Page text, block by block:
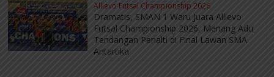
Allievo Futsal Championship 2026
Dramatis, SMAN 1 Waru Juara Allievo
Futsal Championship 2026, Menang Adu
Tendangan Penalti di Final Lawan SMA
Antartika